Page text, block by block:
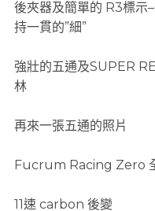
後夾器及簡單的 R3標示
持一貫的”細”
強壯的五通及SUPER
林
再來一張五通的照片
Fucrum Racing Zero
11速 carbon 後變